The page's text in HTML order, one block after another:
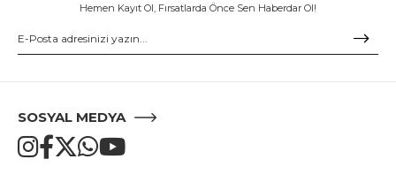
Hemen Kayıt Ol, Fırsatlarda Önce Sen Haberdar Ol!
SOSYAL MEDYA